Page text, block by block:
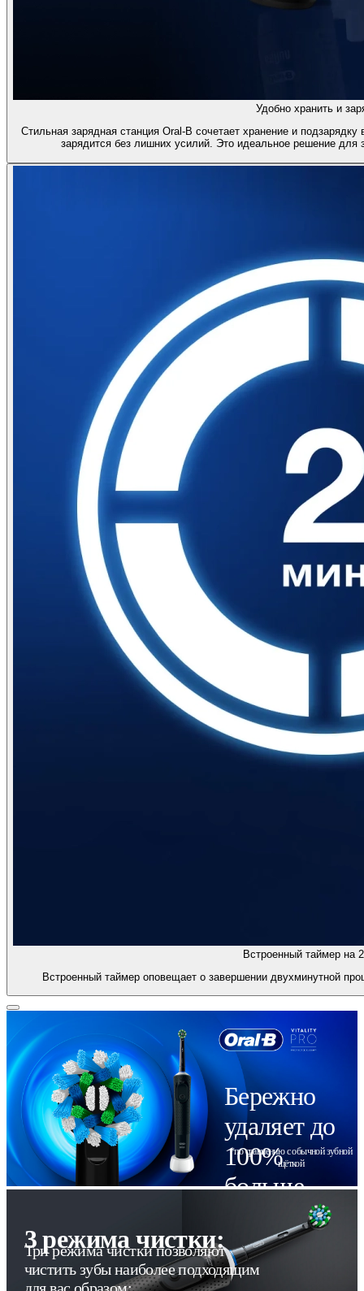
Удобно хранить и
Стильная зарядная станция Oral-B сочетает хранение и
зарядится без лишних усилий. Это идеальное решение
Встроенный таймер на
Встроенный таймер оповещает о завершении двухминутной
Бережно
удаляет до
100%
больше
*по сравнению с обычной зубной
щёткой
3 режима чистки:
Три режима чистки позволяют
чистить зубы наиболее подходящим